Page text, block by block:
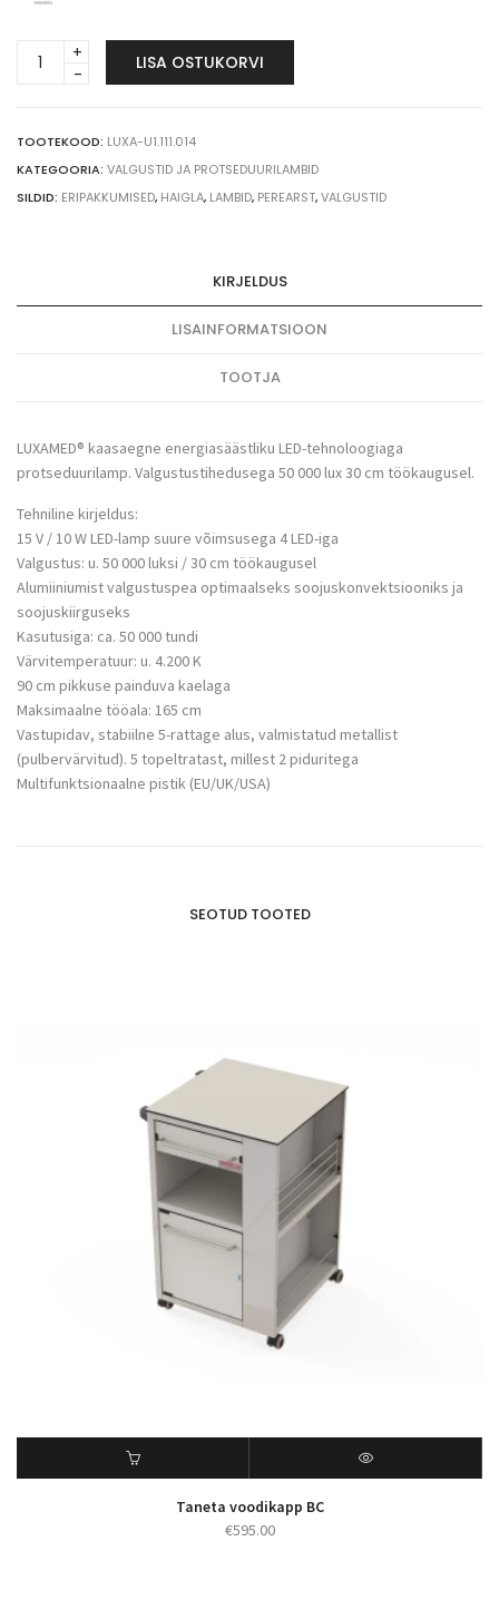
Luxamed
LED
50
000
lux
LISA OSTUKORVI
TOOTEKOOD: LUXA-U1.111.014
KATEGOORIA: VALGUSTID JA PROTSEDUURILAMBID
SILDID: ERIPAKKUMISED, HAIGLA, LAMBID, PEREARST,VALGUSTID
KIRJELDUS
LISAINFORMATSIOON
TOOTJA
LUXAMED® kaasaegne energiasäästliku LED-tehnoloogiaga
protseduurilamp. Valgustustihedusega 50 000 lux 30 cm töökaugusel.
Tehniline kirjeldus:
15 V / 10 W LED-lamp suure võimsusega 4 LED-iga
Valgustus: u. 50 000 luksi / 30 cm töökaugusel
Alumiiniumist valgustuspea optimaalseks soojuskonvektsiooniks ja
soojuskiirguseks
Kasutusiga: ca. 50 000 tundi
Värvitemperatuur: u. 4.200 K
90 cm pikkuse painduva kaelaga
Maksimaalne tööala: 165 cm
Vastupidav, stabiilne 5-rattage alus, valmistatud metallist
(pulbervärvitud). 5 topeltratast, millest 2 piduritega
Multifunktsionaalne pistik (EU/UK/USA)
SEOTUD TOOTED
Taneta voodikapp BC
€595.00